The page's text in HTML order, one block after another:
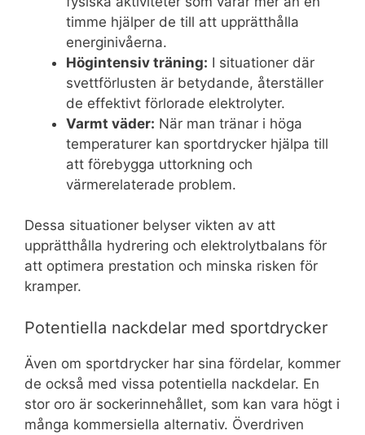
timme hjälper de till att upprätthålla
energinivåerna.
Högintensiv träning: I situationer där
svettförlusten är betydande, återställer
de effektivt förlorade elektrolyter.
Varmt väder: När man tränar i höga
temperaturer kan sportdrycker hjälpa till
att förebygga uttorkning och
värmerelaterade problem.
Dessa situationer belyser vikten av att
upprätthålla hydrering och elektrolytbalans för
att optimera prestation och minska risken för
kramper.
Potentiella nackdelar med sportdrycker
Även om sportdrycker har sina fördelar, kommer
de också med vissa potentiella nackdelar. En
stor oro är sockerinnehållet, som kan vara högt i
många kommersiella alternativ. Överdriven